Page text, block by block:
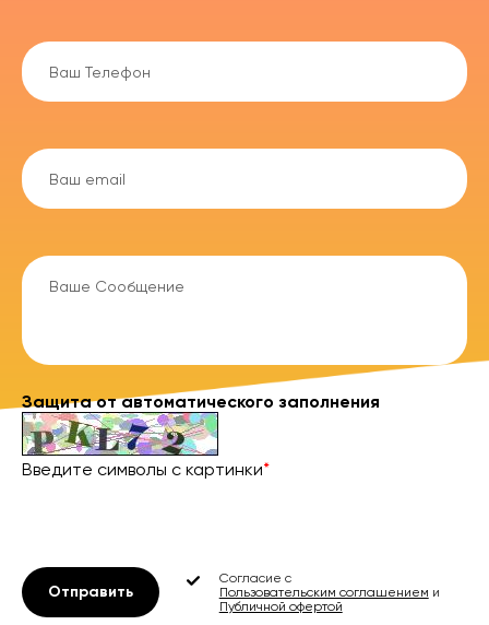
Защита от автоматического заполнения
Введите символы с картинки*
Отправить
Согласие с
Пользовательским соглашением и
Публичной офертой